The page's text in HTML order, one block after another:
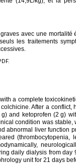
avec une
les traitements
a complete
After a
g) and ketoprofen (2 g)
condition was
abnormal liver function
daily dialysis from
unit for 21 days